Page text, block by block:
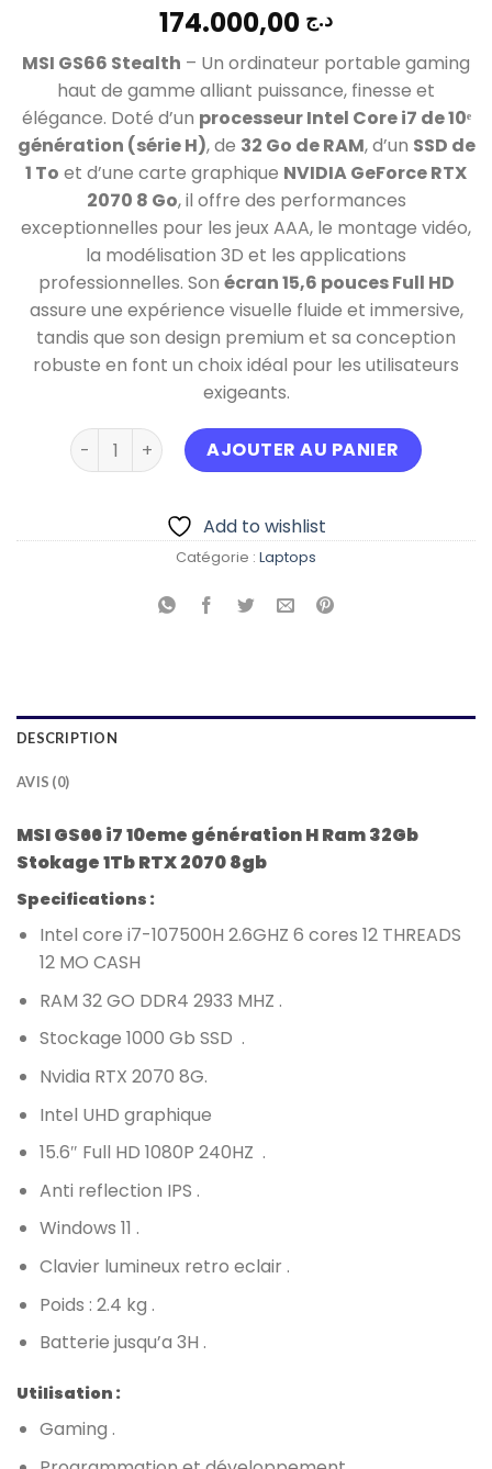
د.ج
MSI GS66 Stealth – Un ordinateur portable gaming
haut de gamme alliant puissance, finesse et
élégance. Doté d’un processeur Intel Core i7 de 10ᵉ
génération (série H), de 32 Go de RAM, d’un SSD de
1 To et d’une carte graphique NVIDIA GeForce RTX
2070 8 Go, il offre des performances
exceptionnelles pour les jeux AAA, le montage vidéo,
la modélisation 3D et les applications
professionnelles. Son écran 15,6 pouces Full HD
assure une expérience visuelle fluide et immersive,
tandis que son design premium et sa conception
robuste en font un choix idéal pour les utilisateurs
exigeants.
quantité de MSI GS66 i7 10eme génération H Ram
AJOUTER AU PANIER
Add to wishlist
Catégorie : Laptops
DESCRIPTION
AVIS (0)
MSI GS66 i7 10eme génération H Ram 32Gb
Stokage 1Tb RTX 2070 8gb
Specifications :
Intel core i7-107500H 2.6GHZ 6 cores 12 THREADS
12 MO CASH
RAM 32 GO DDR4 2933 MHZ .
Stockage 1000 Gb SSD .
Nvidia RTX 2070 8G.
Intel UHD graphique
15.6″ Full HD 1080P 240HZ .
Anti reflection IPS .
Windows 11 .
Clavier lumineux retro eclair .
Poids : 2.4 kg .
Batterie jusqu’a 3H .
Utilisation :
Gaming .